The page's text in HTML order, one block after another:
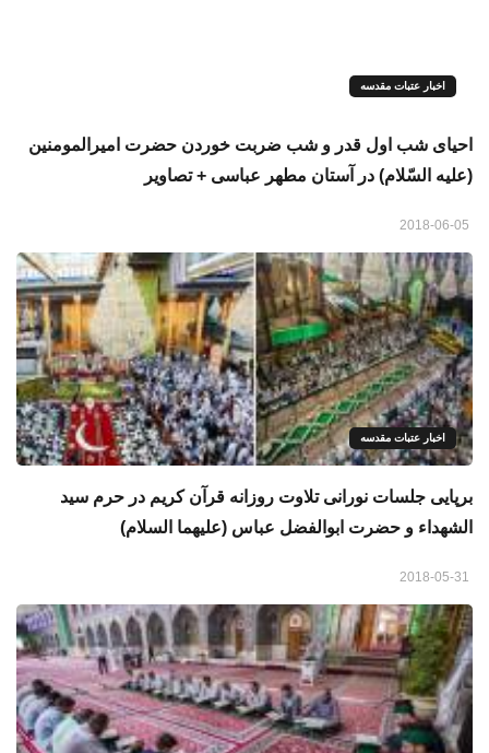
اخبار عتبات مقدسه
احیای شب اول قدر و شب ضربت خوردن حضرت امیرالمومنین
(علیه السّلام) در آستان مطهر عباسی + تصاویر
اخبار عتبات مقدسه
برپایی جلسات نورانی تلاوت روزانه قرآن كريم در حرم سید
الشهداء و حضرت ابوالفضل عباس (علیهما السلام)